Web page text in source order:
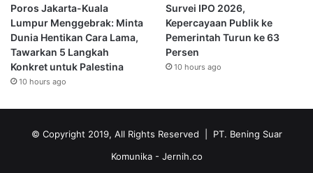
Poros Jakarta-Kuala
Lumpur Menggebrak: Minta
Dunia Hentikan Cara Lama,
Tawarkan 5 Langkah
Konkret untuk Palestina
10 hours ago
Survei IPO 2026,
Kepercayaan Publik ke
Pemerintah Turun ke 63
Persen
10 hours ago
© Copyright 2019, All Rights Reserved | PT. Bening Suar
Komunika - Jernih.co